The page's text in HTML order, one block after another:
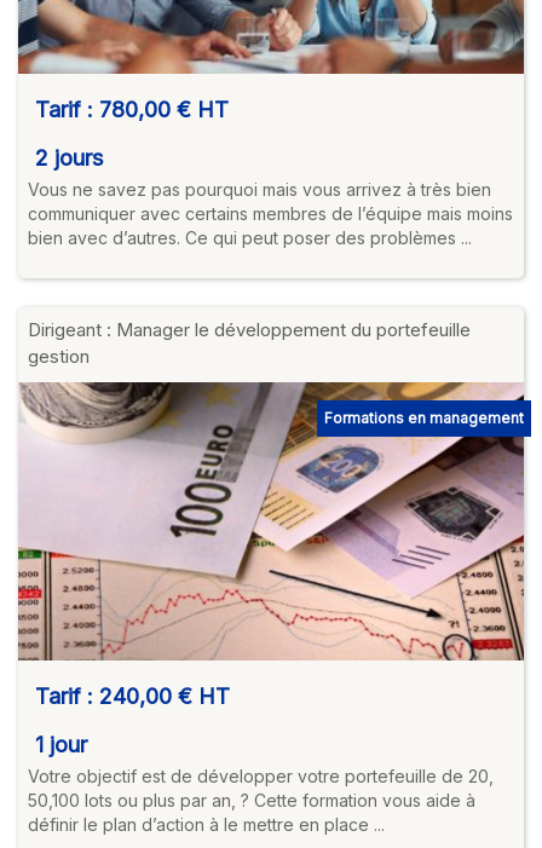
Tarif : 780,00 € HT
2 jours
Vous ne savez pas pourquoi mais vous arrivez à très bien
communiquer avec certains membres de l’équipe mais moins
bien avec d’autres. Ce qui peut poser des problèmes ...
Dirigeant : Manager le développement du portefeuille
gestion
Formations en management
Tarif : 240,00 € HT
1 jour
Votre objectif est de développer votre portefeuille de 20,
50,100 lots ou plus par an, ? Cette formation vous aide à
définir le plan d’action à le mettre en place ...